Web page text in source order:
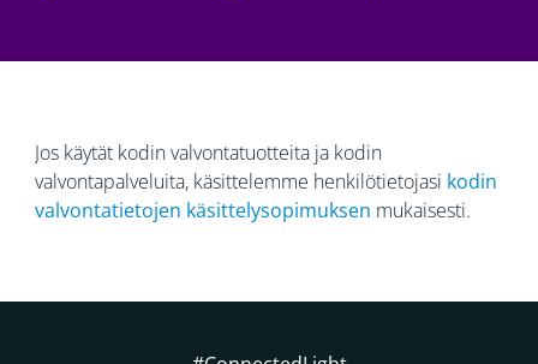
Jos käytät kodin valvontatuotteita ja kodin
valvontapalveluita, käsittelemme henkilötietojasi kodin
valvontatietojen käsittelysopimuksen mukaisesti.